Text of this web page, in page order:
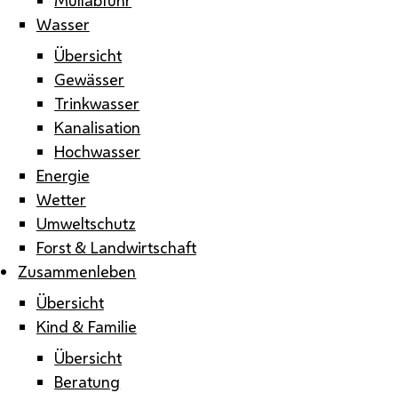
Wasser
Übersicht
Gewässer
Trinkwasser
Kanalisation
Hochwasser
Energie
Wetter
Umweltschutz
Forst & Landwirtschaft
Zusammenleben
Übersicht
Kind & Familie
Übersicht
Beratung